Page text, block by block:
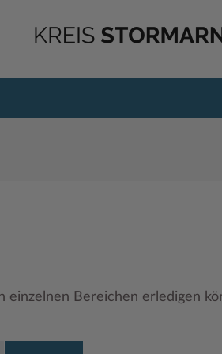
einzelnen Bereichen erledigen